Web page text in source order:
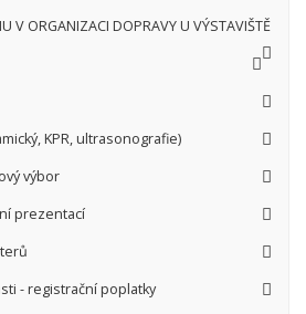
V ORGANIZACI DOPRAVY U VÝSTAVIŠTĚ
KPR, ultrasonografie)
výbor
prezentací
- registrační poplatky